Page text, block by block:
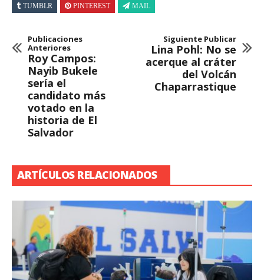
TUMBLR PINTEREST MAIL
Publicaciones
Anteriores
Roy Campos:
Nayib Bukele
sería el
candidato más
votado en la
historia de El
Salvador
Siguiente Publicar
Lina Pohl: No se
acerque al cráter
del Volcán
Chaparrastique
ARTÍCULOS RELACIONADOS